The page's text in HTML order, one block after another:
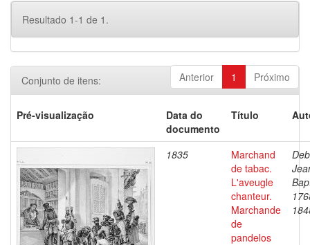
Resultado 1-1 de 1.
Anterior 1 Próximo
Conjunto de itens:
Pré-visualização
Data do
documento
Título
1835
Marchand
de tabac.
L'aveugle
chanteur.
Marchande
de
pandelos